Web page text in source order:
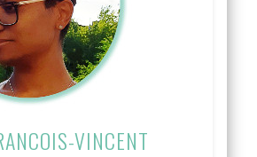
VINCENT